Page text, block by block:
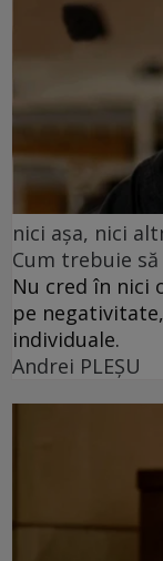
nici așa, nici
Cum trebuie
Nu cred în nici
pe
individuale.
Andrei PLEŞU